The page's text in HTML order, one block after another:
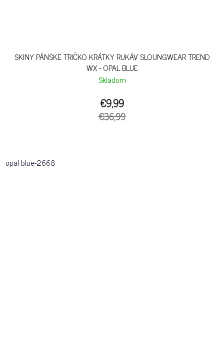
SKINY PÁNSKE TRIČKO KRÁTKY RUKÁV SLOUNGWEAR TREND
WX - OPAL BLUE
Skladom
€9,99
€36,99
opal blue-2668